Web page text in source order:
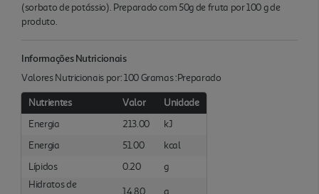
(sorbato de potássio). Preparado com 50g de fruta por 100 g de
produto.
Informações Nutricionais
Valores Nutricionais por: 100 Gramas :Preparado
Nutrientes Valor
Unidade
Energia
213.00
kJ
Energia
51.00
kcal
Lípidos
0.20
g
Hidratos de
14.80 g